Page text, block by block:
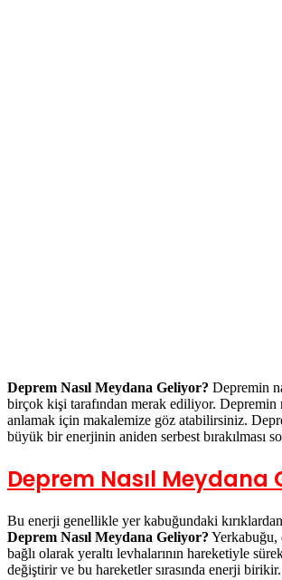
anlamak için makalemize göz atabilirsiniz.
büyük bir enerjinin aniden serbest bırakılması
Deprem Nasıl Meydana
Bu enerji genellikle yer kabuğundaki
bağlı olarak yeraltı levhalarının hareketiyle
değiştirir ve bu hareketler sırasında enerji
noktada kırılmalar oluşur ve bu kırılmalar
hareketlenir ve deprem meydana gelir.